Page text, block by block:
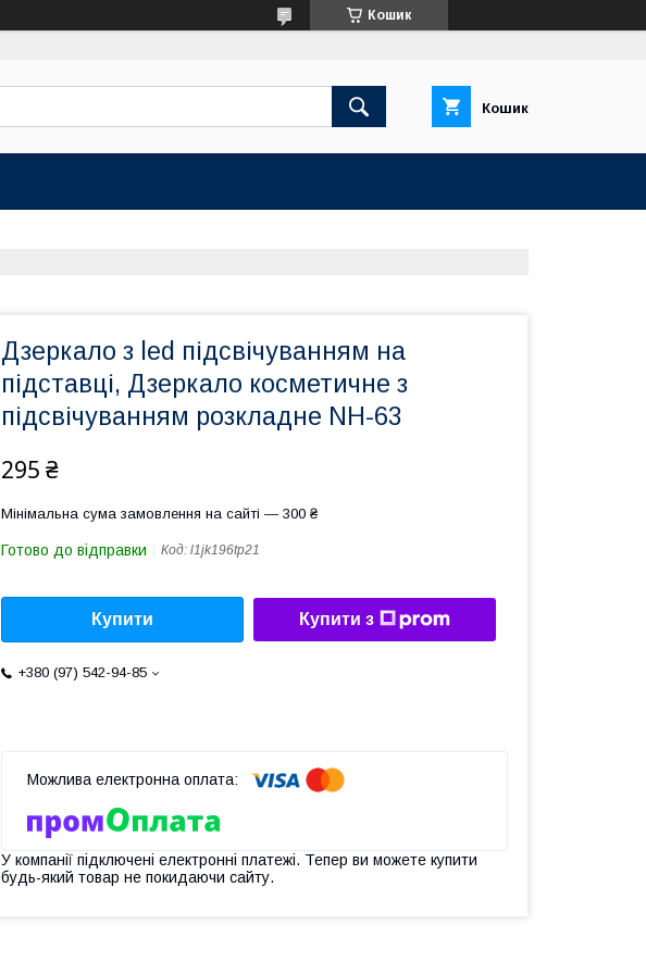
Кошик
Кошик
Дзеркало з led підсвічуванням на
підставці, Дзеркало косметичне з
підсвічуванням розкладне NH-63
295 ₴
Мінімальна сума замовлення на сайті — 300 ₴
Готово до відправки Код: l1jk196tp21
Купити Купити з
+380 (97) 542-94-85
У компанії підключені електронні платежі. Тепер ви можете купити
будь-який товар не покидаючи сайту.